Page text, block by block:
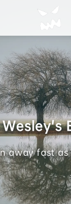
Wesley's
away fast as